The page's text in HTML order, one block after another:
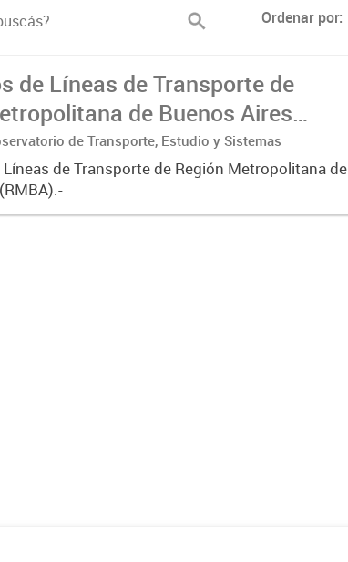
Ordenar por
de Líneas de Transporte de
de Buenos Aires
de Transporte, Estudio y Sistemas
de Transporte de Región Metropolitana de